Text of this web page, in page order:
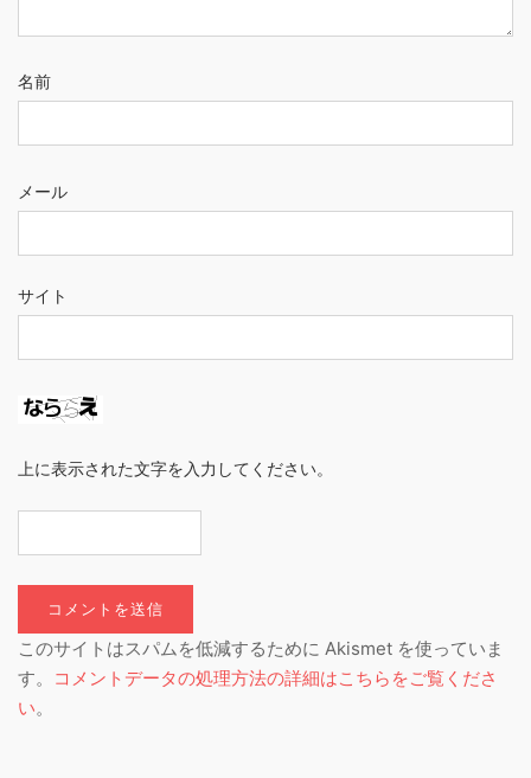
名前
メール
サイト
上に表示された文字を入力してください。
このサイトはスパムを低減するために Akismet を使っていま
す。
コメントデータの処理方法の詳細はこちらをご覧くださ
い。